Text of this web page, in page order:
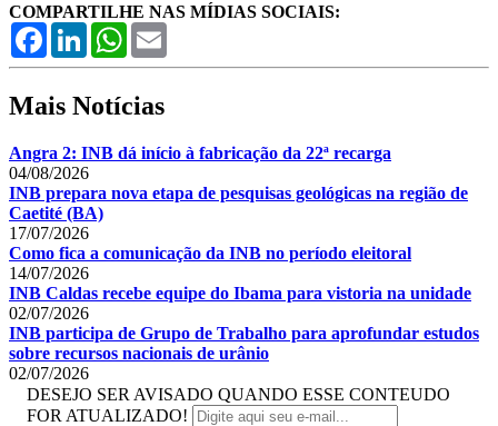
COMPARTILHE NAS MÍDIAS SOCIAIS:
FacebookLinkedInWhatsApp
Mais Notícias
Angra 2: INB dá início à fabricação da 22ª recarga
04/08/2026
INB prepara nova etapa de pesquisas geológicas na região de
Caetité (BA)
17/07/2026
Como fica a comunicação da INB no período eleitoral
14/07/2026
INB Caldas recebe equipe do Ibama para vistoria na unidade
02/07/2026
INB participa de Grupo de Trabalho para aprofundar estudos
sobre recursos nacionais de urânio
02/07/2026
DESEJO SER AVISADO QUANDO ESSE CONTEUDO
FOR ATUALIZADO!